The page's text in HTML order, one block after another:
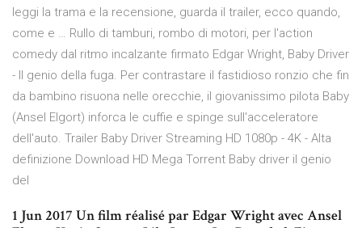
leggi la trama e la recensione, guarda il trailer, ecco quando,
come e … Rullo di tamburi, rombo di motori, per l'action
comedy dal ritmo incalzante firmato Edgar Wright, Baby Driver
- Il genio della fuga. Per contrastare il fastidioso ronzio che fin
da bambino risuona nelle orecchie, il giovanissimo pilota Baby
(Ansel Elgort) inforca le cuffie e spinge sull'acceleratore
dell'auto. Trailer Baby Driver Streaming HD 1080p - 4K - Alta
definizione Download HD Mega Torrent Baby driver il genio
del
1 Jun 2017 Un film réalisé par Edgar Wright avec Ansel